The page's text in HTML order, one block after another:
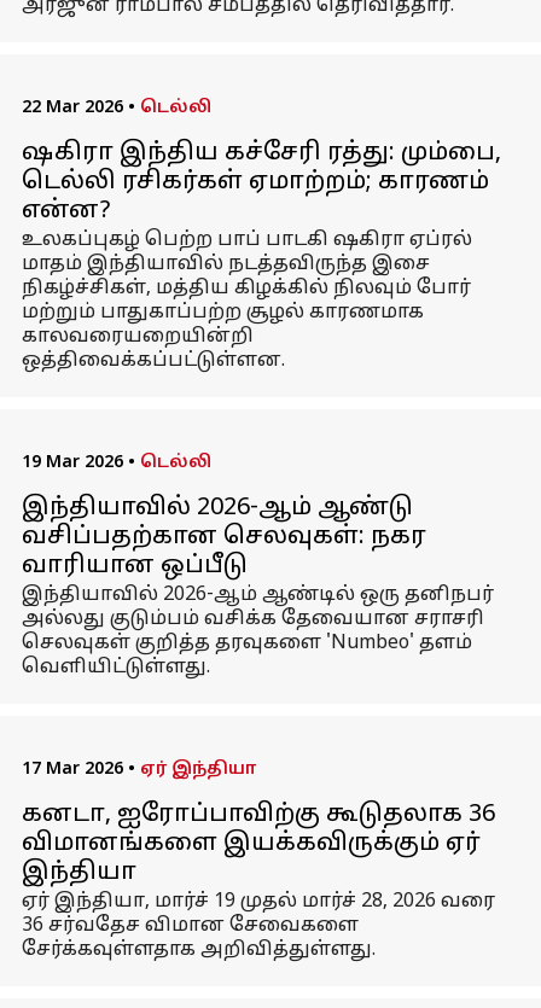
அர்ஜுன் ராம்பால் சமீபத்தில் தெரிவித்தார்.
22 Mar 2026 • டெல்லி
ஷகிரா இந்திய கச்சேரி ரத்து: மும்பை,
டெல்லி ரசிகர்கள் ஏமாற்றம்; காரணம்
என்ன?
உலகப்புகழ் பெற்ற பாப் பாடகி ஷகிரா ஏப்ரல்
மாதம் இந்தியாவில் நடத்தவிருந்த இசை
நிகழ்ச்சிகள், மத்திய கிழக்கில் நிலவும் போர்
மற்றும் பாதுகாப்பற்ற சூழல் காரணமாக
காலவரையறையின்றி
ஒத்திவைக்கப்பட்டுள்ளன.
19 Mar 2026 • டெல்லி
இந்தியாவில் 2026-ஆம் ஆண்டு
வசிப்பதற்கான செலவுகள்: நகர
வாரியான ஒப்பீடு
இந்தியாவில் 2026-ஆம் ஆண்டில் ஒரு தனிநபர்
அல்லது குடும்பம் வசிக்க தேவையான சராசரி
செலவுகள் குறித்த தரவுகளை 'Numbeo' தளம்
வெளியிட்டுள்ளது.
17 Mar 2026 • ஏர் இந்தியா
கனடா, ஐரோப்பாவிற்கு கூடுதலாக 36
விமானங்களை இயக்கவிருக்கும் ஏர்
இந்தியா
ஏர் இந்தியா, மார்ச் 19 முதல் மார்ச் 28, 2026 வரை
36 சர்வதேச விமான சேவைகளை
சேர்க்கவுள்ளதாக அறிவித்துள்ளது.